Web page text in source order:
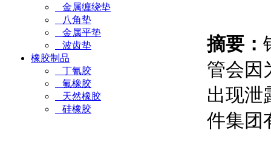
金属缠绕垫
八角垫
金属平垫
波齿垫
橡胶制品
丁氰胶
氟橡胶
天然橡胶
硅橡胶
摘要：
管会因
出现泄
件集团